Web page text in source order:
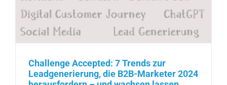
Challenge Accepted: 7 Trends zur
Leadgenerierung, die B2B-Marketer 2024